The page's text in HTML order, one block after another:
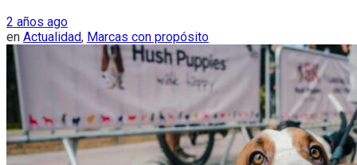
2 años ago
en Actualidad, Marcas con propósito